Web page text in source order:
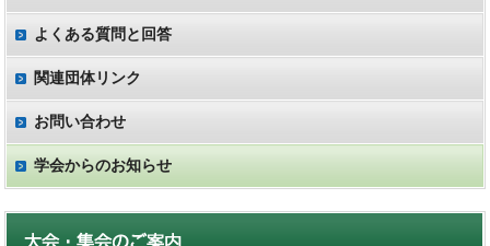
よくある質問と回答
関連団体リンク
お問い合わせ
学会からのお知らせ